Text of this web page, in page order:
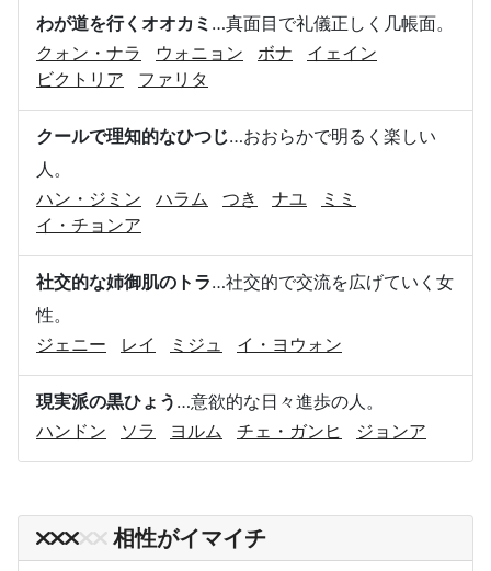
わが道を行くオオカミ …真面目で礼儀正しく几帳面。
クォン・ナラ
ウォニョン ボナ
イェイン
ビクトリア
ファリタ
クールで理知的なひつじ…おおらかで明るく楽しい
人。
ハン・ジミン
ハラム つき ナユ
ミミ
イ・チョンア
社交的な姉御肌のトラ…社交的で交流を広げていく女
性。
ジェニー
レイ ミジュ イ・ヨウォン
現実派の黒ひょう …意欲的な日々進歩の人。
ハンドン
ソラ ヨルム チェ・ガンヒ ジョンア
相性がイマイチ